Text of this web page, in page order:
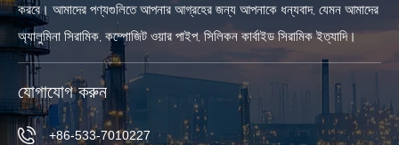
করবে। আমাদের পণ্যগুলিতে আপনার আগ্রহের জন্য আপনাকে ধন্যবাদ, যেমন আমাদের
অ্যালুমিনা সিরামিক, কম্পোজিট ওয়ার পাইপ, সিলিকন কার্বাইড সিরামিক ইত্যাদি।
যোগাযোগ করুন
+86-533-7010227